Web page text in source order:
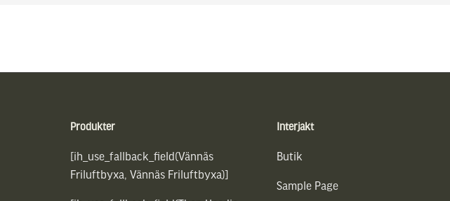
Produkter
[ih_use_fallback_field(Vännäs
Friluftbyxa, Vännäs Friluftbyxa)]
Interjakt
Butik
Sample Page